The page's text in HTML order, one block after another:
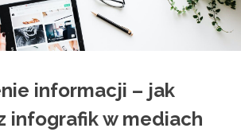
informacji – jak
infografik w mediach